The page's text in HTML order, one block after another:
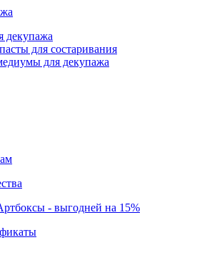
декупажа
для состаривания
для декупажа
- выгодней на 15%